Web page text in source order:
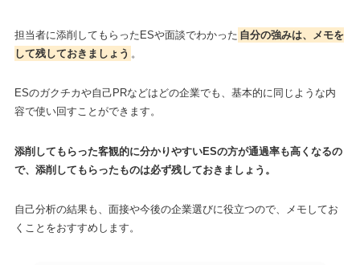
担当者に添削してもらったESや面談でわかった 自分の強みは、メモを
して残しておきましょう 。
ESのガクチカや自己PRなどはどの企業でも、基本的に同じような内
容で使い回すことができます。
添削してもらった客観的に分かりやすいESの方が通過率も高くなるの
で、添削してもらったものは必ず残しておきましょう。
自己分析の結果も、面接や今後の企業選びに役立つので、メモしてお
くことをおすすめします。